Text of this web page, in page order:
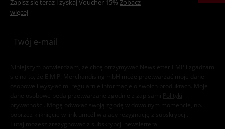
Zapisz się teraz i zyskaj Voucher 15% Zobacz
więcej
Niniejszym potwierdzam, że chcę otrzymywać Newsletter EMP i zgadzam
się na to, że E.M.P. Merchandising mbH może przetwarzać moje dane
osobowe i wysyłać mi regularnie informacje o swoich produktach. Moje
dane osobowe będą przetwarzane zgodnie z zapisami
Polityki
prywatności . Mogę odwołać swoją zgodę w dowolnym momencie, np.
poprzez kliknięcie w link umożliwiający rezygnację z subskrypcji.
Tutaj możesz zrezygnować z subskrypcji newslettera.